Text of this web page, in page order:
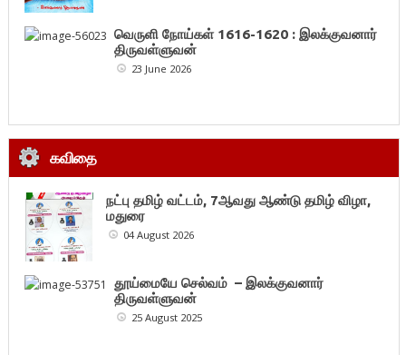
வெருளி நோய்கள் 1616-1620 : இலக்குவனார்
திருவள்ளுவன்
23 June 2026
கவிதை
நட்பு தமிழ் வட்டம், 7ஆவது ஆண்டு தமிழ் விழா,
மதுரை
04 August 2026
தூய்மையே செல்வம் – இலக்குவனார்
திருவள்ளுவன்
25 August 2025